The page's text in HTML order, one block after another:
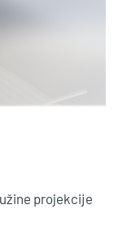
projekcije